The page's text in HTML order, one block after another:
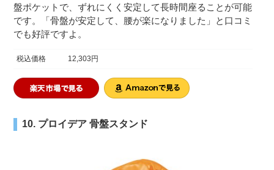
盤ポケットで、ずれにくく安定して長時間座ることが可能
です。「骨盤が安定して、腰が楽になりました」と口コミ
でも好評ですよ。
税込価格 12,303円
10. プロイデア 骨盤スタンド